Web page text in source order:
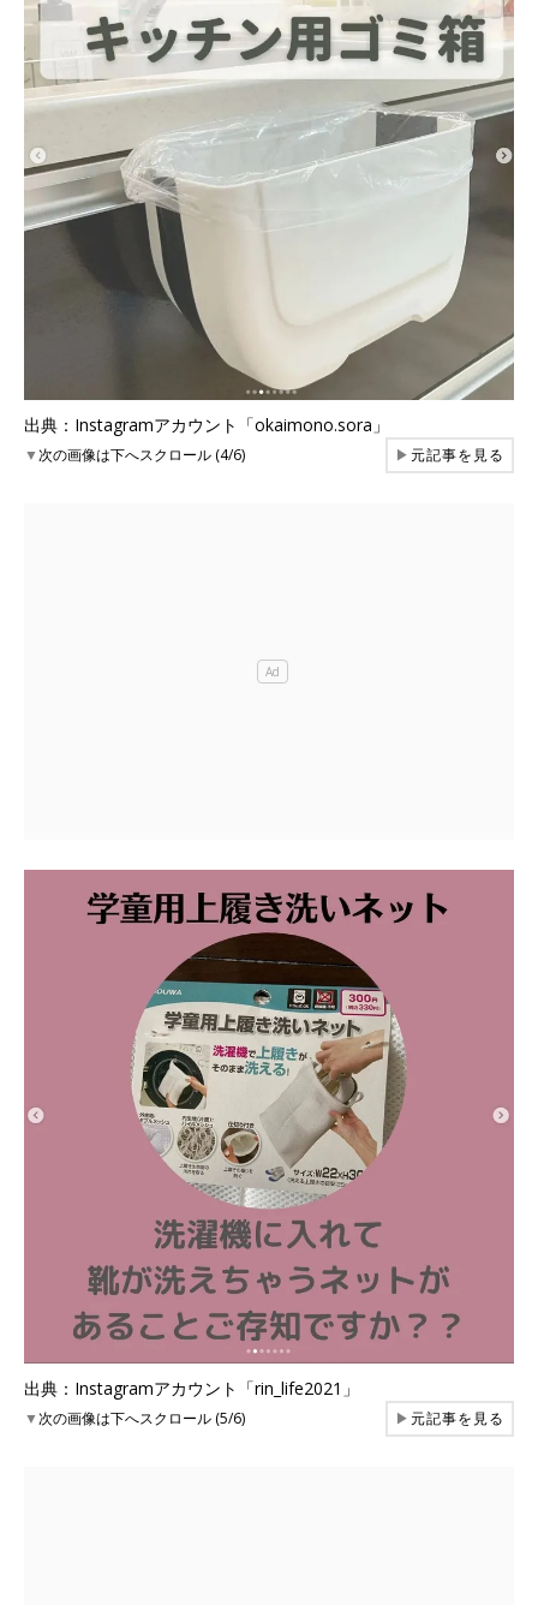
出典：Instagramアカウント「okaimono.sora」
▼次の画像は下へスクロール (4/6) ▶元記事を見る
出典：Instagramアカウント「rin_life2021」
▼次の画像は下へスクロール (5/6) ▶元記事を見る